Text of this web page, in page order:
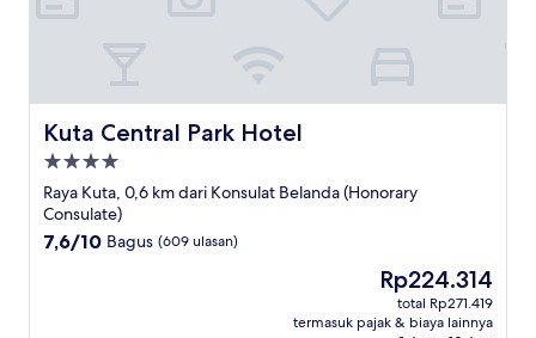
Kuta Central Park Hotel
Kuta Central Park Hotel
Properti
bintang
4.0
Raya Kuta, 0,6 km dari Konsulat Belanda (Honorary
Consulate)
7.6
7,6/10 Bagus (609 ulasan)
Harga
sekarang
Rp224.314
Rp224.314
total Rp271.419
termasuk pajak & biaya lainnya